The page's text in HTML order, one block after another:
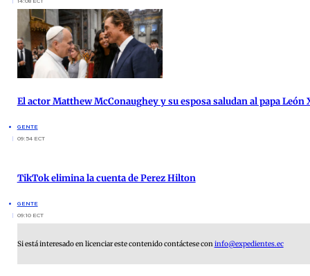
El actor Matthew McConaughey y su esposa saludan al papa León
GENTE
09:54 ECT
TikTok elimina la cuenta de Perez Hilton
GENTE
09:10 ECT
Si está interesado en licenciar este contenido contáctese coninfo@expedientes.ec